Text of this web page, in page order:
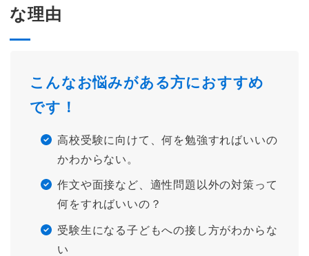
な理由
こんなお悩みがある方におすすめ
です！
高校受験に向けて、何を勉強すればいいの
かわからない。
作文や面接など、適性問題以外の対策って
何をすればいいの？
受験生になる子どもへの接し方がわからな
い